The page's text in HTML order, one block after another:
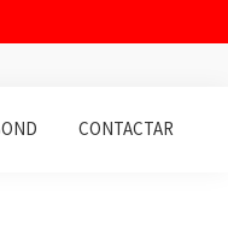
CONTACTAR